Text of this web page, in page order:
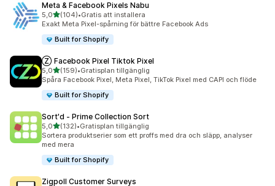
Meta & Facebook Pixels Nabu
5,0av 5 stjärnor
(104)
104 recensioner totalt
•Gratis att installera
Exakt Meta Pixel-spårning för bättre Facebook Ads
Built for Shopify
Ⓩ Facebook Pixel Tiktok Pixel
5,0av 5 stjärnor
(159)
159 recensioner totalt
•Gratisplan tillgänglig
Spåra Facebook Pixel, Meta Pixel, TikTok Pixel med CAPI och flöde
Built for Shopify
Sort'd ‑ Prime Collection Sort
5,0av 5 stjärnor
(132)
132 recensioner totalt
•Gratisplan tillgänglig
Sortera produktserier som ett proffs med dra och släpp, analyser
med mera
Built for Shopify
Zigpoll Customer Surveys